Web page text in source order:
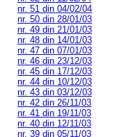
nr. 51 din 04/02/04
nr. 50 din 28/01/03
nr. 49 din 21/01/03
nr. 48 din 14/01/03
nr. 47 din 07/01/03
nr. 46 din 23/12/03
nr. 45 din 17/12/03
nr. 44 din 10/12/03
nr. 43 din 03/12/03
nr. 42 din 26/11/03
nr. 41 din 19/11/03
nr. 40 din 12/11/03
nr. 39 din 05/11/03